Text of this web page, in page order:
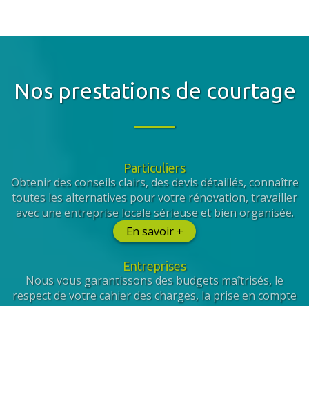
Nos prestations de courtage
Particuliers
Obtenir des conseils clairs, des devis détaillés, connaître
toutes les alternatives pour votre rénovation, travailler
avec une entreprise locale sérieuse et bien organisée.
En savoir +
Entreprises
Nous vous garantissons des budgets maîtrisés, le
respect de votre cahier des charges, la prise en compte
de vos collaborateurs et la sélection de prestataires